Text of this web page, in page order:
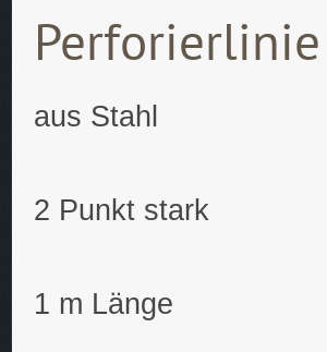
aus Stahl
2 Punkt stark
1 m Länge